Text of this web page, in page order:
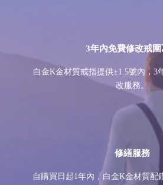
3年內免費修改戒
白金K金材質戒指提供±1.5號內，3
改服務。
修繕服務
自購買日起1年內，白金K金材質配